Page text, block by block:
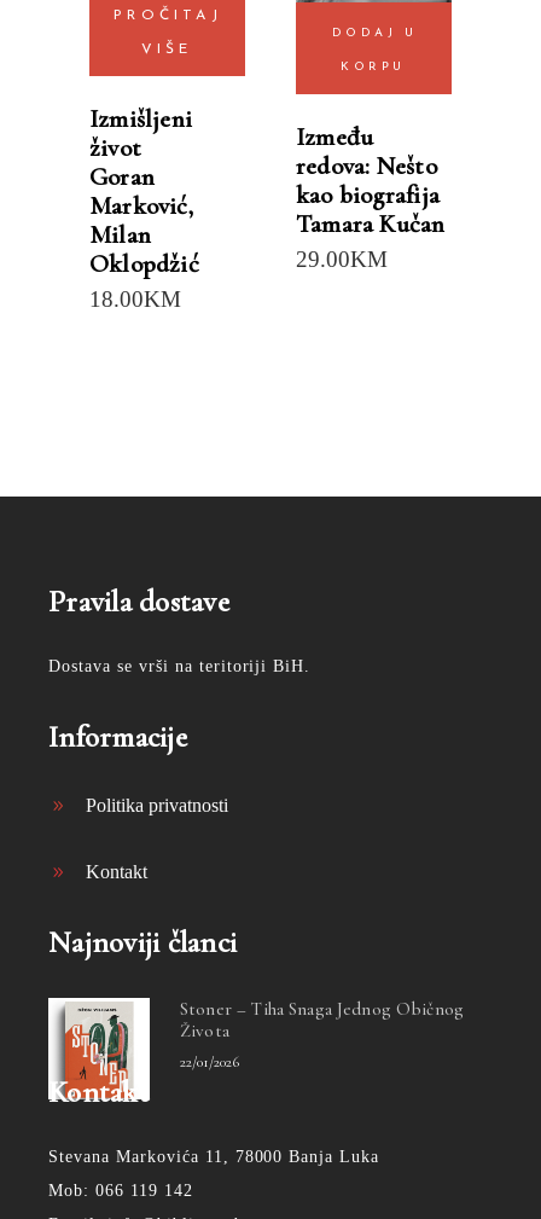
PROČITAJ
VIŠE
Izmišljeni
život
Goran
Marković,
Milan
Oklopdžić
18.00KM
DODAJ U
KORPU
Između
redova: Nešto
kao biografija
Tamara Kučan
29.00KM
Pravila dostave
Dostava se vrši na teritoriji BiH.
Informacije
Politika privatnosti
Kontakt
Najnoviji članci
Stoner – Tiha Snaga Jednog Običnog
Života
22/01/2026
Kontakt
Stevana Markovića 11, 78000 Banja Luka
Mob: 066 119 142